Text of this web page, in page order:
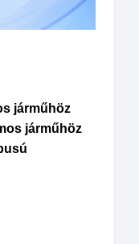
járműhöz
járműhöz